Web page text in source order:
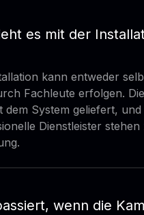
es mit der
kann entweder
Fachleute erfolgen.
dem System geliefert, und
Dienstleister stehen
wenn die